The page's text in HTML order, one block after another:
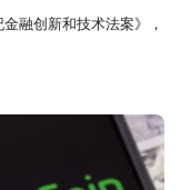
融创新和技术法案》，